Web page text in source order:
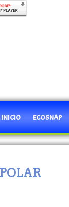
INICIO ECOSNAP